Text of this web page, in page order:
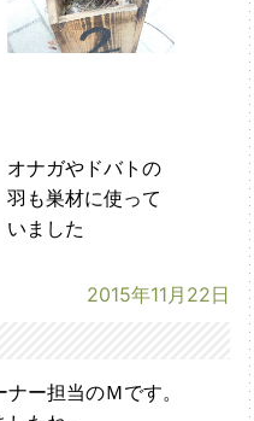
オナガやドバトの
羽も巣材に使って
いました
2015年11月22日
ー担当のＭです。